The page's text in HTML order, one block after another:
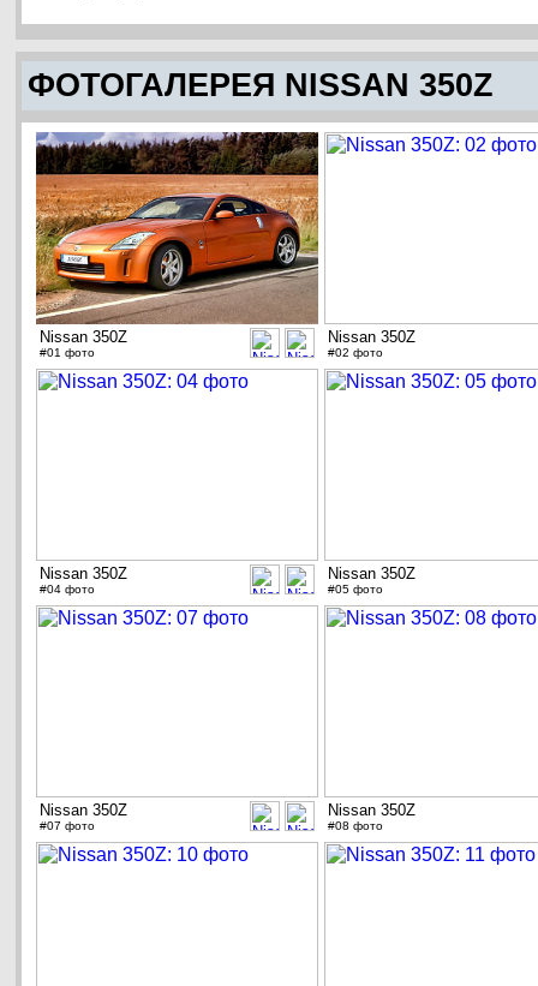
ФОТОГАЛЕРЕЯ NISSAN 350Z
Nissan 350Z
#01 фото
Nissan 350Z
#02 фото
Nissan 350Z
#04 фото
Nissan 350Z
#05 фото
Nissan 350Z
#07 фото
Nissan 350Z
#08 фото